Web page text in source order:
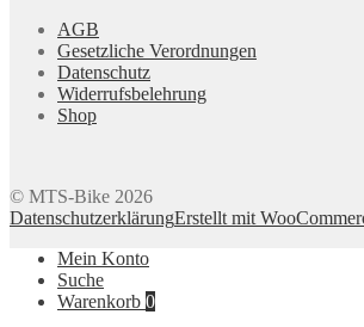
AGB
Gesetzliche Verordnungen
Datenschutz
Widerrufsbelehrung
Shop
© MTS-Bike 2026
DatenschutzerklärungErstellt mit
Mein Konto
Suche
Warenkorb 0